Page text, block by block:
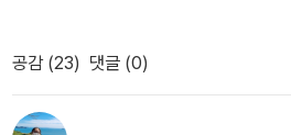
다른 남자와 섹스하게 된다. 그리고 그럴
럼 자신과 섹스한 남자에게 끌려 다니기
‘각성’ 뒤 새롭게 태어나, 그 어떤 남자
지의 첫 아내 케이트의 큰 어머니가 낳
북전쟁의 남부 연합군으로 전사해버린다
외할머니, 외증조할머니와 함께 지내며
공감 (23) 댓글 (0)